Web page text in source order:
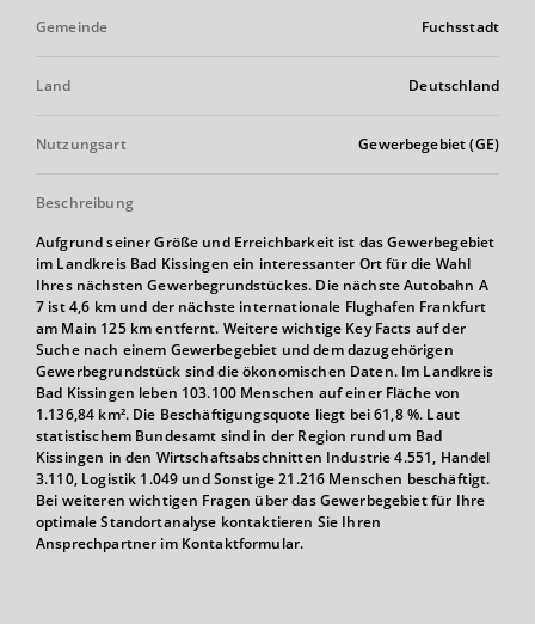
Gemeinde Fuchsstadt
Land Deutschland
Nutzungsart Gewerbegebiet (GE)
Beschreibung
Aufgrund seiner Größe und Erreichbarkeit ist das Gewerbegebiet
im Landkreis Bad Kissingen ein interessanter Ort für die Wahl
Ihres nächsten Gewerbegrundstückes. Die nächste Autobahn A
7 ist 4,6 km und der nächste internationale Flughafen Frankfurt
am Main 125 km entfernt. Weitere wichtige Key Facts auf der
Suche nach einem Gewerbegebiet und dem dazugehörigen
Gewerbegrundstück sind die ökonomischen Daten. Im Landkreis
Bad Kissingen leben 103.100 Menschen auf einer Fläche von
1.136,84 km². Die Beschäftigungsquote liegt bei 61,8 %. Laut
statistischem Bundesamt sind in der Region rund um Bad
Kissingen in den Wirtschaftsabschnitten Industrie 4.551, Handel
3.110, Logistik 1.049 und Sonstige 21.216 Menschen beschäftigt.
Bei weiteren wichtigen Fragen über das Gewerbegebiet für Ihre
optimale Standortanalyse kontaktieren Sie Ihren
Ansprechpartner im Kontaktformular.